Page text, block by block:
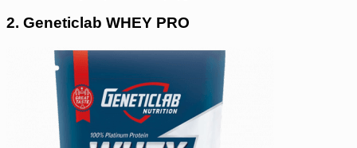
2. Geneticlab WHEY PRO